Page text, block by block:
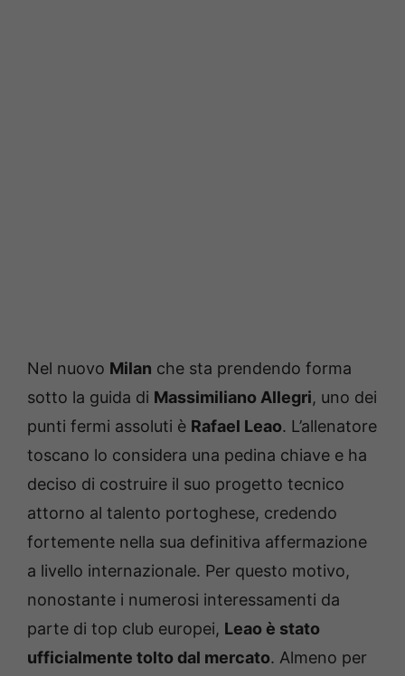
Nel nuovo Milan che sta prendendo forma
sotto la guida di Massimiliano Allegri, uno dei
punti fermi assoluti è Rafael Leao. L’allenatore
toscano lo considera una pedina chiave e ha
deciso di costruire il suo progetto tecnico
attorno al talento portoghese, credendo
fortemente nella sua definitiva affermazione
a livello internazionale. Per questo motivo,
nonostante i numerosi interessamenti da
parte di top club europei, Leao è stato
ufficialmente tolto dal mercato. Almeno per